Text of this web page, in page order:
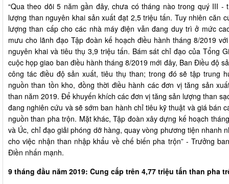
“Qua theo dõi 5 năm gần đây, chưa có tháng nào trong quý III -
lượng than nguyên khai sản xuất đạt 2,5 triệu tấn. Tuy nhiên căn
lượng than cấp cho các nhà máy điện vẫn đang duy trì ở mức
mưu cho lãnh đạo Tập đoàn kế hoạch điều hành tháng 8/2019
nguyên khai và tiêu thụ 3,9 triệu tấn. Bám sát chỉ đạo của Tổng
cuộc họp giao ban điều hành tháng 8/2019 mới đây, Ban Điều độ
công tác điều độ sản xuất, tiêu thụ than; trong đó sẽ tập trung
nguồn than tồn kho, đồng thời điều hành các đơn vị tăng sản
than năm 2019. Để khuyến khích các đơn vị tăng sản lượng than
đang nghiên cứu và sẽ sớm ban hành chỉ tiêu kỹ thuật và giá bán
nguồn than pha trộn. Mặt khác, Tập đoàn xây dựng kế hoạch
và Úc, chỉ đạo giải phóng dỡ hàng, quay vòng phương tiện nhanh
cho việc nhận than nhập khẩu về chế biến pha trộn” - Trưởng
Điền nhấn mạnh.
9 tháng đầu năm 2019: Cung cấp trên 4,77 triệu tấn than pha